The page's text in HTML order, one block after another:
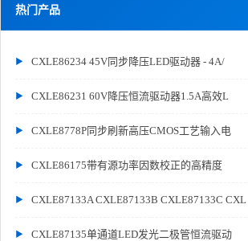
热门产品
CXLE86234 45V同步降压LED驱动器 - 4A/
CXLE86231 60V降压恒流驱动器1.5A高效L
CXLE8778P同步刷新高压CMOS工艺输入电
CXLE86175带有源功率因数校正的高精度
CXLE87133A CXLE87133B CXLE87133C CXL
CXLE87135单通道LED发光二极管恒流驱动